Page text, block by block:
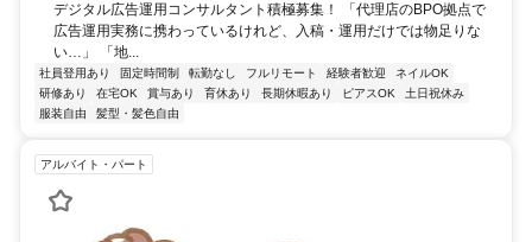
デジタル広告運用コンサルタント積極募集！ 「代理店のBPO拠点で
広告運用実務に携わっているけれど、入稿・運用だけでは物足りな
い…」 「地...
社員登用あり 固定時間制 転勤なし フルリモート 経験者歓迎
ネイルOK
研修あり
在宅OK 賞与あり 育休あり 長期休暇あり ピアスOK
土日祝休み
服装自由
髪型・髪色自由
アルバイト・パート